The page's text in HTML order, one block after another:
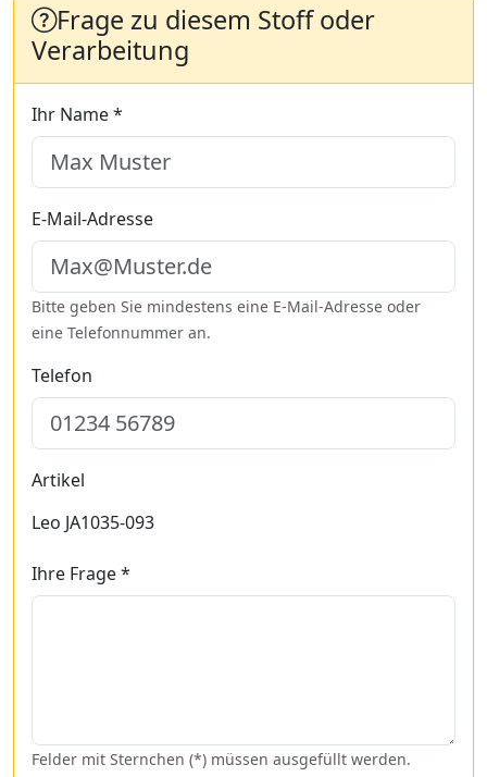
Frage zu diesem Stoff oder
Verarbeitung
Ihr Name *
E-Mail-Adresse
Bitte geben Sie mindestens eine E-Mail-Adresse oder
eine Telefonnummer an.
Telefon
Artikel
Leo JA1035-093
Ihre Frage *
Felder mit Sternchen (*) müssen ausgefüllt werden.